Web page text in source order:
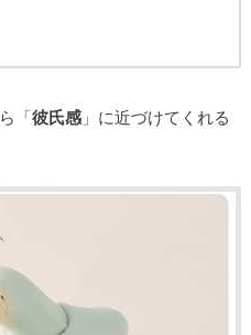
「彼氏感」に近づけてくれる